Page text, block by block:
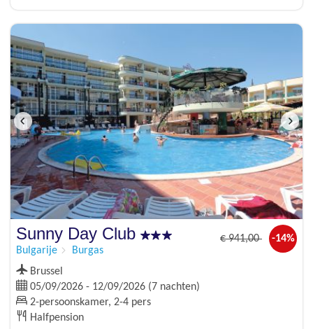
Sunny Day Club
Bulgarije Burgas
€941,00 -14%
Brussel
05/09/2026 - 12/09/2026 (7 nachten)
2-persoonskamer, 2-4 pers
Halfpension